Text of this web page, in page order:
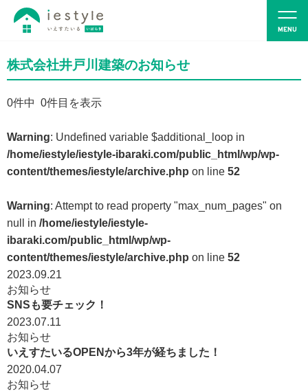
株式会社井戸川建築のお知らせ
0件中 0件目を表示
Warning: Undefined variable $additional_loop in
/home/iestyle/iestyle-ibaraki.com/public_html/wp/wp-
content/themes/iestyle/archive.php on line 52
Warning: Attempt to read property "max_num_pages" on
null in /home/iestyle/iestyle-
ibaraki.com/public_html/wp/wp-
content/themes/iestyle/archive.php on line 52
2023.09.21
お知らせ
SNSも要チェック！
2023.07.11
お知らせ
いえすたいるOPENから3年が経ちました！
2020.04.07
お知らせ